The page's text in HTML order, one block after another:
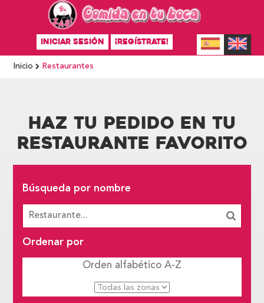
INICIAR SESIÓN ¡REGÍSTRATE!
Inicio Restaurantes
HAZ TU PEDIDO EN TU
RESTAURANTE FAVORITO
Búsqueda por nombre
Ordenar por
Orden alfabético A-Z